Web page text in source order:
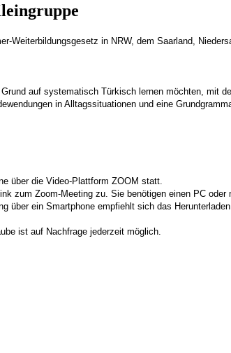
Weiterbildungsgesetz in NRW, dem Saarland,
auf systematisch Türkisch lernen möchten, mit
in Alltagssituationen und eine
über die Video-Plattform ZOOM statt.
zum Zoom-Meeting zu. Sie benötigen einen PC
über ein Smartphone empfiehlt sich das Herunterladen
ist auf Nachfrage jederzeit möglich.